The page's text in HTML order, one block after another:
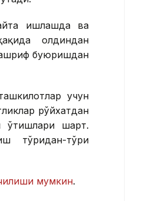
ишлашда ва
олдиндан
буюришдан
учун
рўйхатдан
ўтишлари шарт.
тўғри
мумкин.